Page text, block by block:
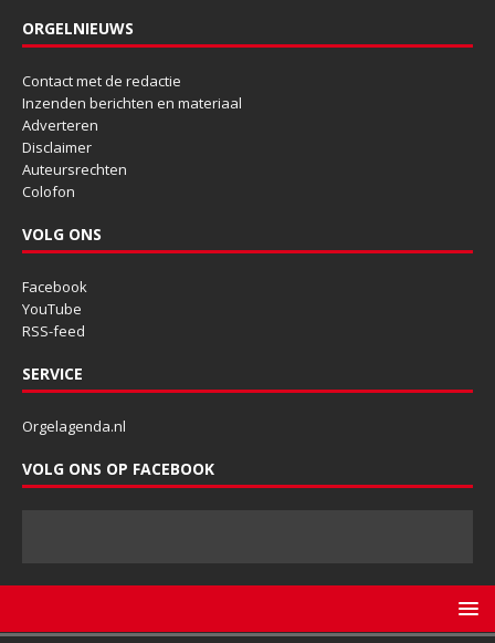
ORGELNIEUWS
Contact met de redactie
Inzenden berichten en materiaal
Adverteren
Disclaimer
Auteursrechten
Colofon
VOLG ONS
Facebook
YouTube
RSS-feed
SERVICE
Orgelagenda.nl
VOLG ONS OP FACEBOOK